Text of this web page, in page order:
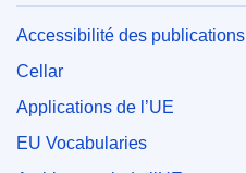
Accessibilité des publications
Cellar
Applications de l’UE
EU Vocabularies